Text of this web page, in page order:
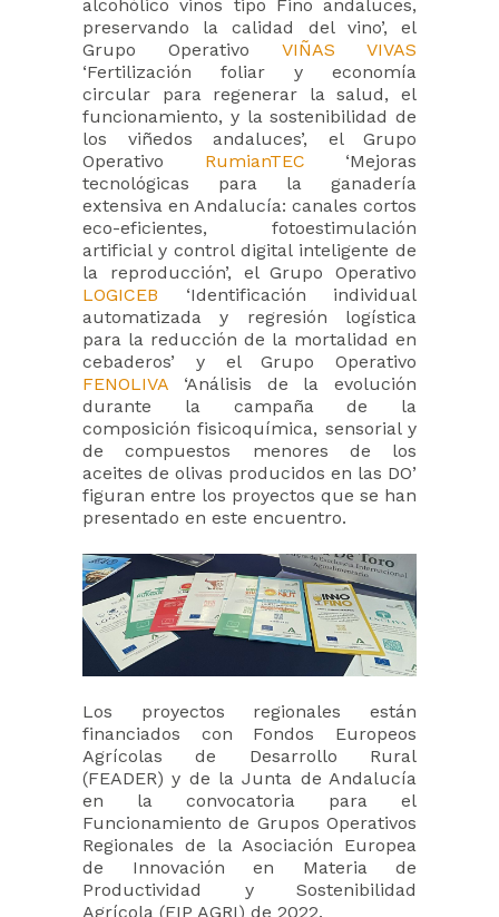
alcohólico vinos tipo Fino andaluces,
preservando la calidad del vino’, el
Grupo Operativo VIÑAS VIVAS
‘Fertilización foliar y economía
circular para regenerar la salud, el
funcionamiento, y la sostenibilidad de
los viñedos andaluces’, el Grupo
Operativo RumianTEC ‘Mejoras
tecnológicas para la ganadería
extensiva en Andalucía: canales cortos
eco-eficientes, fotoestimulación
artificial y control digital inteligente de
la reproducción’, el Grupo Operativo
LOGICEB ‘Identificación individual
automatizada y regresión logística
para la reducción de la mortalidad en
cebaderos’ y el Grupo Operativo
FENOLIVA ‘Análisis de la evolución
durante la campaña de la
composición fisicoquímica, sensorial y
de compuestos menores de los
aceites de olivas producidos en las DO’
figuran entre los proyectos que se han
presentado en este encuentro.
Los proyectos regionales están
financiados con Fondos Europeos
Agrícolas de Desarrollo Rural
(FEADER) y de la Junta de Andalucía
en la convocatoria para el
Funcionamiento de Grupos Operativos
Regionales de la Asociación Europea
de Innovación en Materia de
Productividad y Sostenibilidad
Agrícola (EIP AGRI) de 2022.